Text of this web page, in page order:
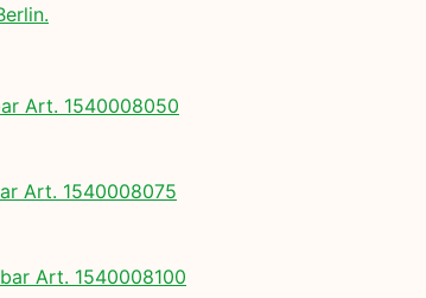
Art. 1540008050
Art. 1540008075
Art. 1540008100